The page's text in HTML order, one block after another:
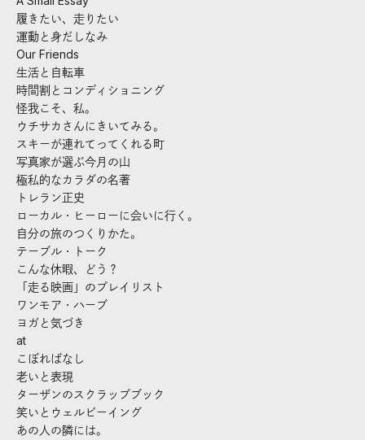
履きたい、走りたい
運動と身だしなみ
Our Friends
生活と自転車
時間割とコンディショニング
怪我こそ、私。
ウチサカさんにきいてみる。
スキーが連れてってくれる町
写真家が選ぶ今月の山
極私的なカラダの名著
トレラン正史
ローカル・ヒーローに会いに行く。
自分の旅のつくりかた。
テーブル・トーク
こんな休暇、どう？
「走る映画」のプレイリスト
ワンモア・ハーブ
ヨガと気づき
at
こぼればなし
老いと表現
ターザンのスクラップブック
笑いとウェルビーイング
あの人の隣には。